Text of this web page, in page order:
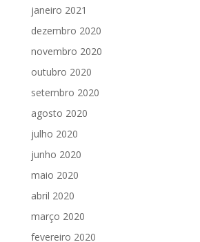
janeiro 2021
dezembro 2020
novembro 2020
outubro 2020
setembro 2020
agosto 2020
julho 2020
junho 2020
maio 2020
abril 2020
março 2020
fevereiro 2020